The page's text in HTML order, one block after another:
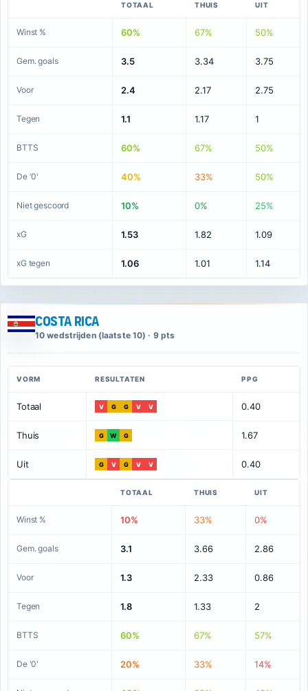
TOTAAL THUIS UIT
Winst % 60% 67% 50%
Gem. goals 3.5 3.34 3.75
Voor 2.4 2.17 2.75
Tegen 1.1 1.17 1
BTTS 60% 67% 50%
De '0' 40% 33% 50%
Niet gescoord 10% 0% 25%
xG 1.53 1.82 1.09
xG tegen 1.06 1.01 1.14
Costa Rica
10 wedstrijden (laatste 10) · 9 pts
VORM RESULTATEN PPG
Totaal V G G V V 0.40
Thuis G W G 1.67
Uit G V G V V 0.40
TOTAAL THUIS UIT
Winst % 10% 33% 0%
Gem. goals 3.1 3.66 2.86
Voor 1.3 2.33 0.86
Tegen 1.8 1.33 2
BTTS 60% 67% 57%
De '0' 20% 33% 14%